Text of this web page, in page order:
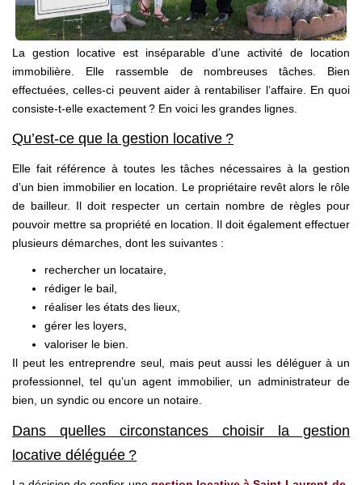
La gestion locative est inséparable d’une activité de location
immobilière. Elle rassemble de nombreuses tâches. Bien
effectuées, celles-ci peuvent aider à rentabiliser l’affaire. En quoi
consiste-t-elle exactement ? En voici les grandes lignes.
Qu’est-ce que la gestion locative ?
Elle fait référence à toutes les tâches nécessaires à la gestion
d’un bien immobilier en location. Le propriétaire revêt alors le rôle
de bailleur. Il doit respecter un certain nombre de règles pour
pouvoir mettre sa propriété en location. Il doit également effectuer
plusieurs démarches, dont les suivantes :
rechercher un locataire,
rédiger le bail,
réaliser les états des lieux,
gérer les loyers,
valoriser le bien.
Il peut les entreprendre seul, mais peut aussi les déléguer à un
professionnel, tel qu’un agent immobilier, un administrateur de
bien, un syndic ou encore un notaire.
Dans quelles circonstances choisir la gestion
locative déléguée ?